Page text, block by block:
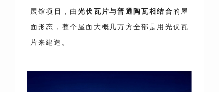
展馆项目，由光伏瓦片与普通陶瓦相结合 的屋
面形态，整个屋面大概几万方全部是用光伏瓦
片来建造。